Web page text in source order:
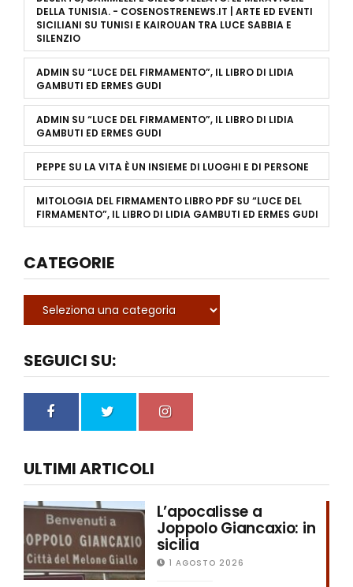
DELLA TUNISIA. - COSENOSTRENEWS.IT | ARTE ED EVENTI
SICILIANI SU TUNISI E KAIROUAN TRA LUCE SABBIA E
SILENZIO
ADMIN SU “LUCE DEL FIRMAMENTO”, IL LIBRO DI LIDIA
GAMBUTI ED ERMES GUDI
ADMIN SU “LUCE DEL FIRMAMENTO”, IL LIBRO DI LIDIA
GAMBUTI ED ERMES GUDI
PEPPE SU LA VITA È UN INSIEME DI LUOGHI E DI PERSONE
MITOLOGIA DEL FIRMAMENTO LIBRO PDF SU “LUCE DEL
FIRMAMENTO”, IL LIBRO DI LIDIA GAMBUTI ED ERMES GUDI
CATEGORIE
SEGUICI SU:
ULTIMI ARTICOLI
L’apocalisse a
Joppolo Giancaxio: in
sicilia
1 AGOSTO 2026